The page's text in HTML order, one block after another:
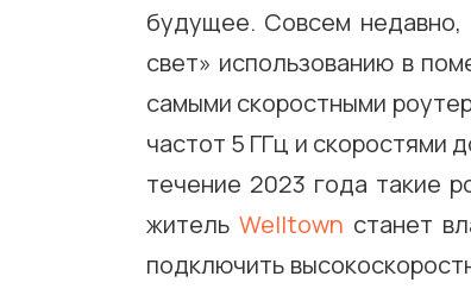
будущее. Совсем
свет» использованию в
самыми скоростными
частот 5 ГГц и скоростями
течение 2023 года такие
житель Welltown станет
подключить